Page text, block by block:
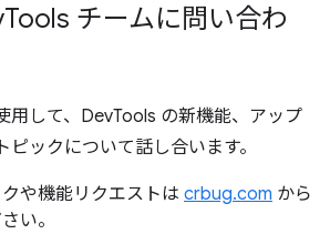
Tools チームに問い合わ
用して、DevTools の新機能、アップ
ックについて話し合います。
や機能リクエストは crbug.com から
い。